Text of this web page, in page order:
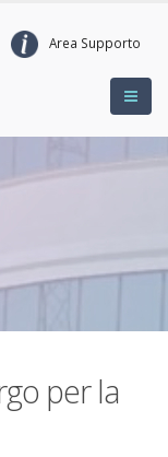
Area Supporto
per la